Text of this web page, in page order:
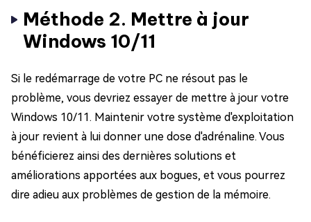
Méthode 2. Mettre à jour
Windows 10/11
Si le redémarrage de votre PC ne résout pas le
problème, vous devriez essayer de mettre à jour votre
Windows 10/11. Maintenir votre système d'exploitation
à jour revient à lui donner une dose d'adrénaline. Vous
bénéficierez ainsi des dernières solutions et
améliorations apportées aux bogues, et vous pourrez
dire adieu aux problèmes de gestion de la mémoire.